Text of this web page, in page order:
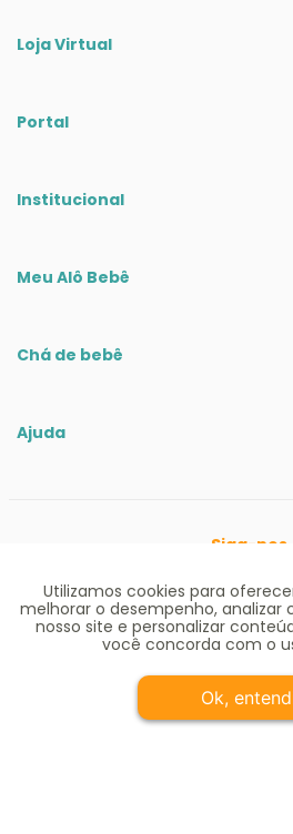
Comprar e
Utilizamos cookies para
melhorar o desempenho,
nosso site e personalizar
você concorda com o
Ok,
Loja Virtual
Portal
Institucional
Meu Alô Bebê
Chá de bebê
Ajuda
Siga-nos